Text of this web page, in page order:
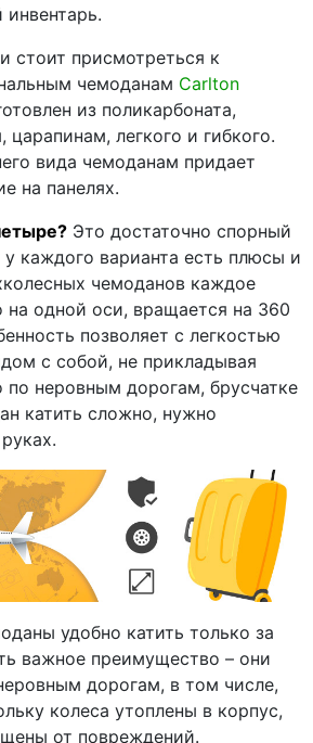
стоит присмотреться к
чемоданам Carlton
из поликарбоната,
царапинам, легкого и гибкого.
вида чемоданам придает
на панелях.
Это достаточно спорный
у каждого варианта есть плюсы и
чемоданов каждое
на одной оси, вращается на 360
позволяет с легкостью
с собой, не прикладывая
неровным дорогам, брусчатке
катить сложно, нужно
удобно катить только за
важное преимущество – они
дорогам, в том числе,
колеса утоплены в корпус,
от повреждений.